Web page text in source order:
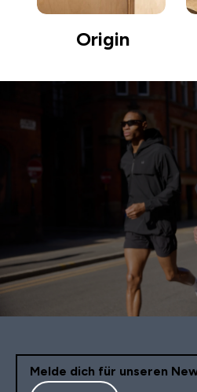
Origin
Melde dich für unseren